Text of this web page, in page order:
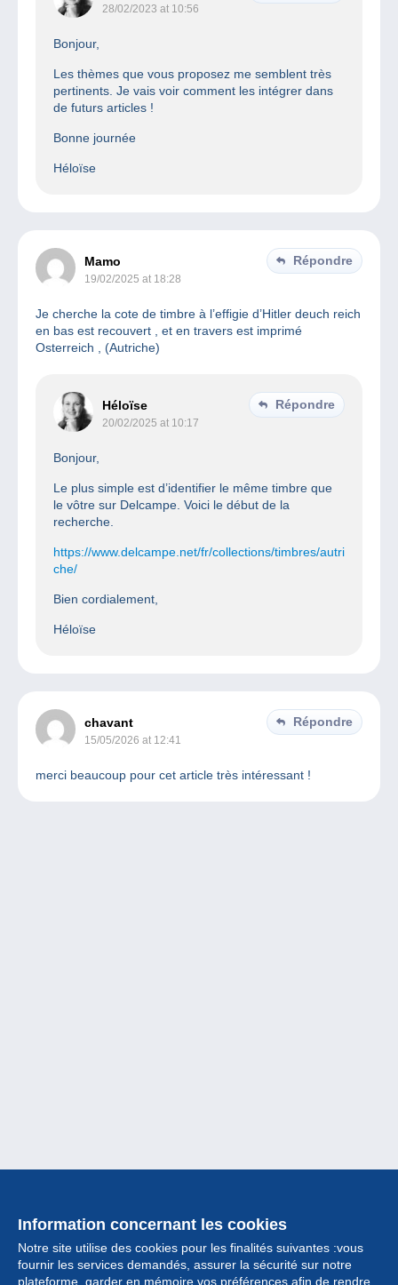
28/02/2023 at 10:56
Bonjour,
Les thèmes que vous proposez me semblent très
pertinents. Je vais voir comment les intégrer dans
de futurs articles !
Bonne journée
Héloïse
Mamo
19/02/2025 at 18:28
Répondre
Je cherche la cote de timbre à l’effigie d’Hitler deuch reich
en bas est recouvert , et en travers est imprimé
Osterreich , (Autriche)
Héloïse
20/02/2025 at 10:17
Répondre
Bonjour,
Le plus simple est d’identifier le même timbre que
le vôtre sur Delcampe. Voici le début de la
recherche.
https://www.delcampe.net/fr/collections/timbres/autri
che/
Bien cordialement,
Héloïse
chavant
15/05/2026 at 12:41
Répondre
merci beaucoup pour cet article très intéressant !
Information concernant les cookies
Notre site utilise des cookies pour les finalités suivantes :vous
fournir les services demandés, assurer la sécurité sur notre
plateforme, garder en mémoire vos préférences afin de rendre